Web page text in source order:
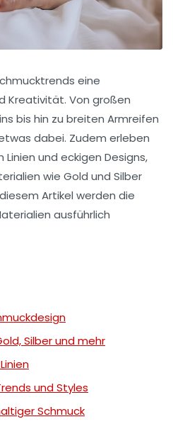
eine
Kreativität. Von großen
bis hin zu breiten Armreifen
dabei. Zudem erleben
Linien und eckigen Designs,
wie Gold und Silber
Artikel werden die
ausführlich
Silber und mehr
und Styles
Schmuck